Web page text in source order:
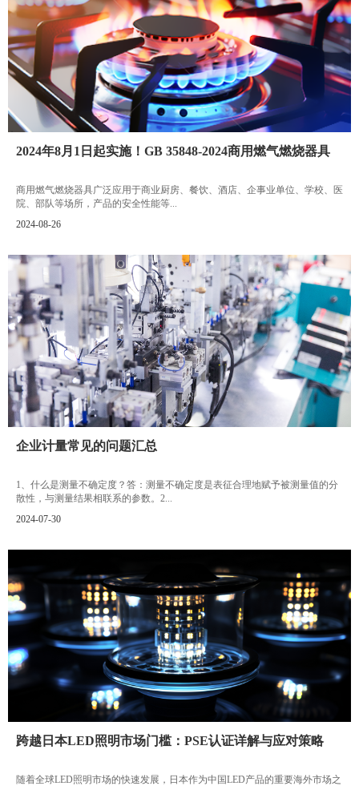
2024年8月1日起实施！GB 35848-2024商用燃气燃烧器具
商用燃气燃烧器具广泛应用于商业厨房、餐饮、酒店、企事业单位、学校、医
院、部队等场所，产品的安全性能等...
2024-08-26
企业计量常见的问题汇总
1、什么是测量不确定度？答：测量不确定度是表征合理地赋予被测量值的分
散性，与测量结果相联系的参数。2...
2024-07-30
跨越日本LED照明市场门槛：PSE认证详解与应对策略
随着全球LED照明市场的快速发展，日本作为中国LED产品的重要海外市场之